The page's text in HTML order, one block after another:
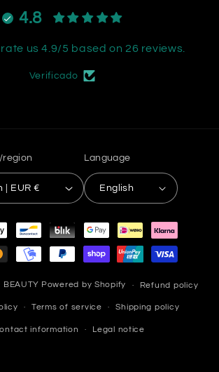
4.8
us 4.9/5 based on 26 reviews.
Verificado
Spain | EUR €
Language
English
BEAUTY Powered by Shopify Refund policy
Terms of service Shipping policy
information Legal notice